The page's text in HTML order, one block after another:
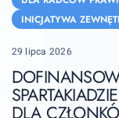
Spartakiadzie
Prawników
2026
członków
Izby
INICJATYWA
Posted
29 lipca 2026
DLA